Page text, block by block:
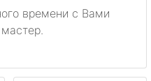
времени с Вами